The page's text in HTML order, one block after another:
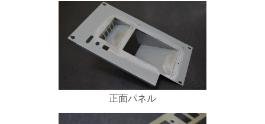
正面パネル